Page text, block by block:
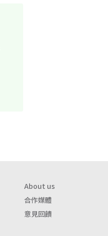
About us
合作媒體
意見回饋